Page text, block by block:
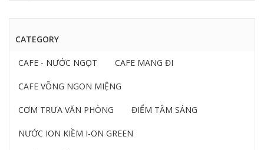
CATEGORY
CAFE - NƯỚC NGỌT CAFE MANG ĐI
CAFE VÕNG NGON MIỆNG
CƠM TRƯA VĂN PHÒNG ĐIỂM TÂM SÁNG
NƯỚC ION KIỀM I-ON GREEN